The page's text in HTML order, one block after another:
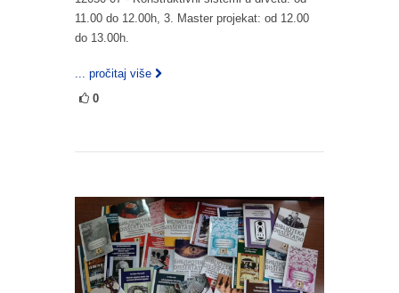
11.00 do 12.00h, 3. Master projekat: od 12.00
do 13.00h.
... pročitaj više
0